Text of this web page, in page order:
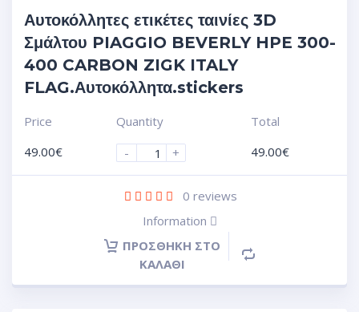
Αυτοκόλλητες ετικέτες ταινίες 3D
Σμάλτου PIAGGIO BEVERLY HPE 300-
400 CARBON ZIGK ITALY
FLAG.Αυτοκόλλητα.stickers
Price
49.00€
Quantity
-
+
Total
49.00€
0 reviews
Information
ΠΡΟΣΘΉΚΗ ΣΤΟ
ΚΑΛΆΘΙ